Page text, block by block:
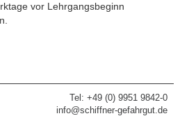
vor Lehrgangsbeginn
Tel: +49 (0) 9951 9842-0
info@schiffner-gefahrgut.de